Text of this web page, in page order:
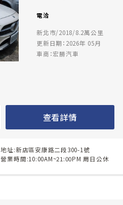
電洽
新北市/2018/8.2萬公里
更新日期：2026年 05月
車商：宏勝汽車
查看詳情
地址:新店區安康路二段300-1號
營業時間:10:00AM~21:00PM 周日公休